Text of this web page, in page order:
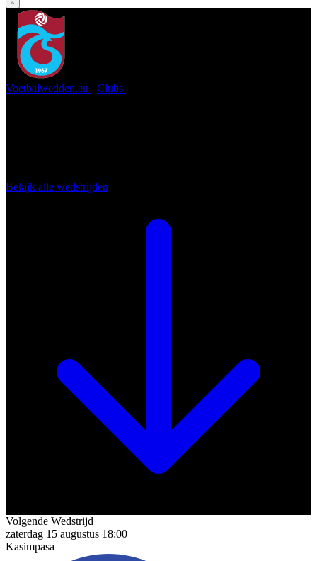
Voetbalwedden.eu Clubs
Bekijk alle wedstrijden
Volgende Wedstrijd
zaterdag 15 augustus 18:00
Kasimpasa